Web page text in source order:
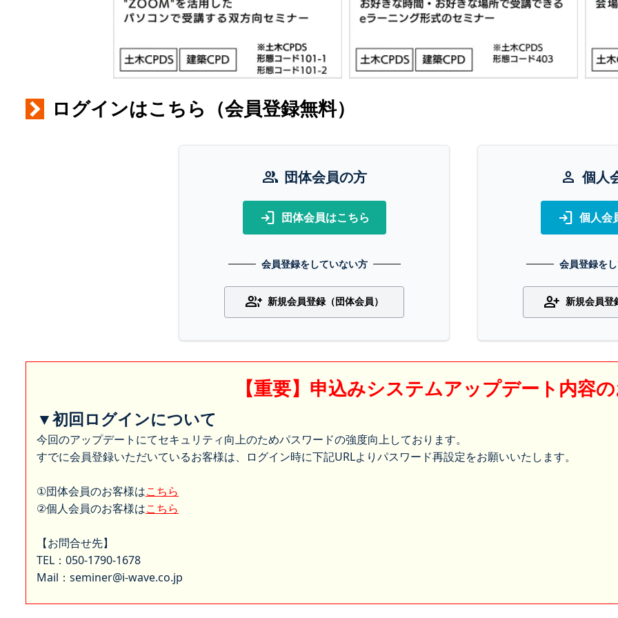
ログインはこちら（会員登録無料）
group 団体会員の方
login 団体会員はこちら
会員登録をしていない方
group_add 新規会員登録（団体会員）
person 個人
login 個人会
会員登録を
person_add 新規会員登
【重要】申込みシステムアップデート内容
▼初回ログインについて
今回のアップデートにてセキュリティ向上のためパスワードの強度向上しております。
すでに会員登録いただいているお客様は、ログイン時に下記URLよりパスワード再設定をお願いいたします。
①団体会員のお客様はこちら
②個人会員のお客様はこちら
【お問合せ先】
TEL：050-1790-1678
Mail：seminer@i-wave.co.jp